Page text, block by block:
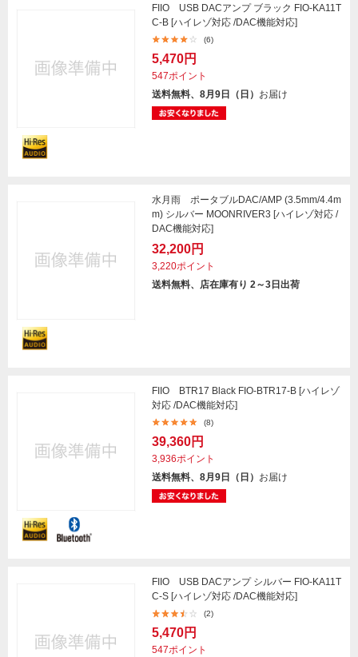
FIIO USB DACアンプ ブラック FIO-KA11T
C-B [ハイレゾ対応 /DAC機能対応]
(6)
5,470円
547ポイント
送料無料、8月9日（日） お届け
水月雨 ポータブルDAC/AMP (3.5mm/4.4m
m) シルバー MOONRIVER3 [ハイレゾ対応 /
DAC機能対応]
32,200円
3,220ポイント
送料無料、店在庫有り 2～3日出荷
FIIO BTR17 Black FIO-BTR17-B [ハイレゾ
対応 /DAC機能対応]
(8)
39,360円
3,936ポイント
送料無料、8月9日（日） お届け
FIIO USB DACアンプ シルバー FIO-KA11T
C-S [ハイレゾ対応 /DAC機能対応]
(2)
5,470円
547ポイント